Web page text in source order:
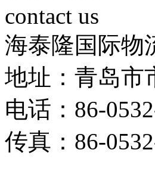
contact us
海泰隆国际物
地址：青岛市
电话：86-
传真：86-